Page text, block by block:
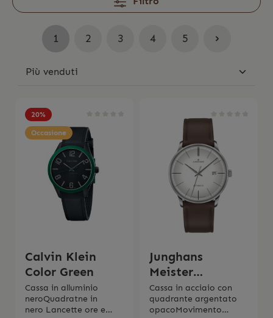
1 2 3 4 5
20%
Occasione
Calvin Klein
Color Green
Cassa in alluminio
neroQuadratne in
nero Lancette ore e
Junghans
Meister
Automatico
classy
Cassa in acciaio con
quadrante argentato
opacoMovimento